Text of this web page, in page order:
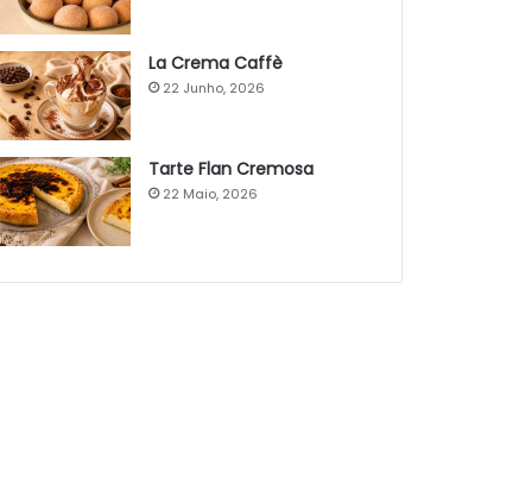
La Crema Caffè
22 Junho, 2026
Tarte Flan Cremosa
22 Maio, 2026